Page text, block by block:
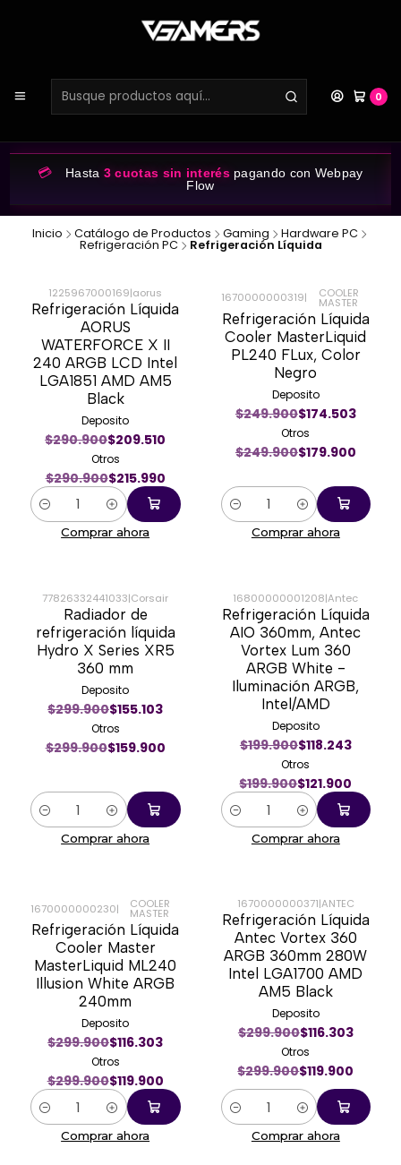
0
💳 Hasta 3 cuotas sin interéspagando con Webpay
Flow
Inicio Catálogo de Productos Gaming Hardware PC
Refrigeración PC Refrigeración Líquida
-26%
1225967000169|aorus
Refrigeración Líquida
AORUS
WATERFORCE X II
240 ARGB LCD Intel
LGA1851 AMD AM5
Black
Deposito
$290.900$209.510
Otros
$290.900$215.990
Cantidad
Comprar ahora
-28%
1670000000319| COOLER
MASTER
Refrigeración Líquida
Cooler MasterLiquid
PL240 FLux, Color
Negro
Deposito
$249.900$174.503
Otros
$249.900$179.900
Cantidad
Comprar ahora
-47%
77826332441033|Corsair
Radiador de
refrigeración líquida
Hydro X Series XR5
360 mm
Deposito
$299.900$155.103
Otros
$299.900$159.900
Cantidad
Comprar ahora
-39%
16800000001208|Antec
Refrigeración Líquida
AIO 360mm, Antec
Vortex Lum 360
ARGB White -
Iluminación ARGB,
Intel/AMD
Deposito
$199.900$118.243
Otros
$199.900$121.900
Cantidad
Comprar ahora
-60%
1670000000230| COOLER
MASTER
Refrigeración Líquida
Cooler Master
MasterLiquid ML240
Illusion White ARGB
240mm
Deposito
$299.900$116.303
Otros
$299.900$119.900
Cantidad
Comprar ahora
-60%
1670000000371|ANTEC
Refrigeración Líquida
Antec Vortex 360
ARGB 360mm 280W
Intel LGA1700 AMD
AM5 Black
Deposito
$299.900$116.303
Otros
$299.900$119.900
Cantidad
Comprar ahora